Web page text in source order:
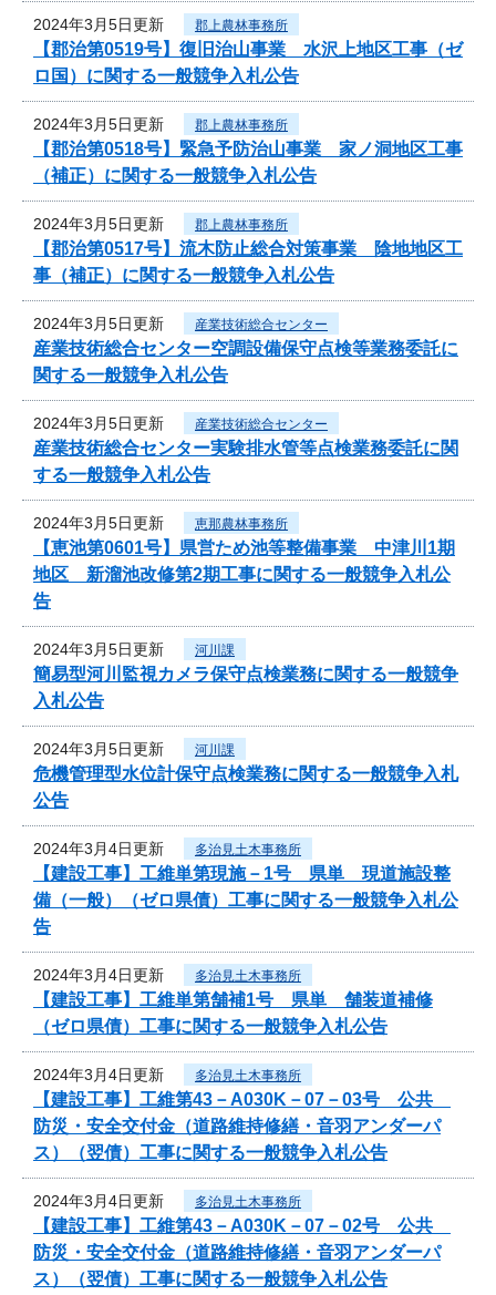
2024年3月5日更新 郡上農林事務所
【郡治第0519号】復旧治山事業 水沢上地区工事（ゼ
ロ国）に関する一般競争入札公告
2024年3月5日更新 郡上農林事務所
【郡治第0518号】緊急予防治山事業 家ノ洞地区工事
（補正）に関する一般競争入札公告
2024年3月5日更新 郡上農林事務所
【郡治第0517号】流木防止総合対策事業 陰地地区工
事（補正）に関する一般競争入札公告
2024年3月5日更新 産業技術総合センター
産業技術総合センター空調設備保守点検等業務委託に
関する一般競争入札公告
2024年3月5日更新 産業技術総合センター
産業技術総合センター実験排水管等点検業務委託に関
する一般競争入札公告
2024年3月5日更新 恵那農林事務所
【恵池第0601号】県営ため池等整備事業 中津川1期
地区 新溜池改修第2期工事に関する一般競争入札公
告
2024年3月5日更新 河川課
簡易型河川監視カメラ保守点検業務に関する一般競争
入札公告
2024年3月5日更新 河川課
危機管理型水位計保守点検業務に関する一般競争入札
公告
2024年3月4日更新 多治見土木事務所
【建設工事】工維単第現施－1号 県単 現道施設整
備（一般）（ゼロ県債）工事に関する一般競争入札公
告
2024年3月4日更新 多治見土木事務所
【建設工事】工維単第舗補1号 県単 舗装道補修
（ゼロ県債）工事に関する一般競争入札公告
2024年3月4日更新 多治見土木事務所
【建設工事】工維第43－A030K－07－03号 公共
防災・安全交付金（道路維持修繕・音羽アンダーパ
ス）（翌債）工事に関する一般競争入札公告
2024年3月4日更新 多治見土木事務所
【建設工事】工維第43－A030K－07－02号 公共
防災・安全交付金（道路維持修繕・音羽アンダーパ
ス）（翌債）工事に関する一般競争入札公告